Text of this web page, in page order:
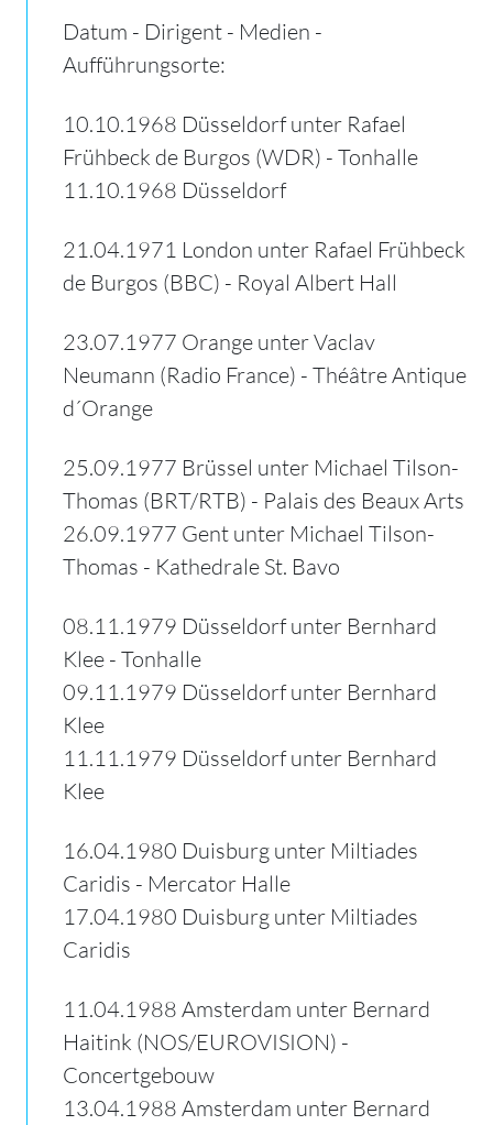
Datum - Dirigent - Medien -
Aufführungsorte:
10.10.1968 Düsseldorf unter Rafael
Frühbeck de Burgos (WDR) - Tonhalle
11.10.1968 Düsseldorf
21.04.1971 London unter Rafael Frühbeck
de Burgos (BBC) - Royal Albert Hall
23.07.1977 Orange unter Vaclav
Neumann (Radio France) - Théâtre Antique
d´Orange
25.09.1977 Brüssel unter Michael Tilson-
Thomas (BRT/RTB) - Palais des Beaux Arts
26.09.1977 Gent unter Michael Tilson-
Thomas - Kathedrale St. Bavo
08.11.1979 Düsseldorf unter Bernhard
Klee - Tonhalle
09.11.1979 Düsseldorf unter Bernhard
Klee
11.11.1979 Düsseldorf unter Bernhard
Klee
16.04.1980 Duisburg unter Miltiades
Caridis - Mercator Halle
17.04.1980 Duisburg unter Miltiades
Caridis
11.04.1988 Amsterdam unter Bernard
Haitink (NOS/EUROVISION) -
Concertgebouw
13.04.1988 Amsterdam unter Bernard